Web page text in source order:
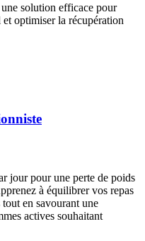
solution efficace pour
optimiser la récupération
jour pour une perte de poids
à équilibrer vos repas
en savourant une
actives souhaitant